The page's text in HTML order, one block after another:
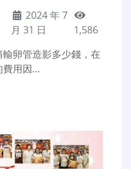
2024 年 7
月 31 日
1,586
卵管造影多少錢，在
費用因…